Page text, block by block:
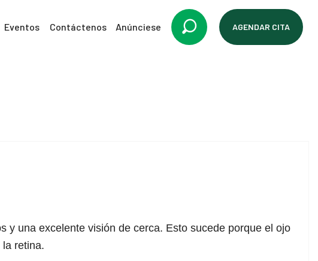
Eventos Contáctenos Anúnciese AGENDAR CITA
y una excelente visión de cerca. Esto sucede porque el ojo
retina.